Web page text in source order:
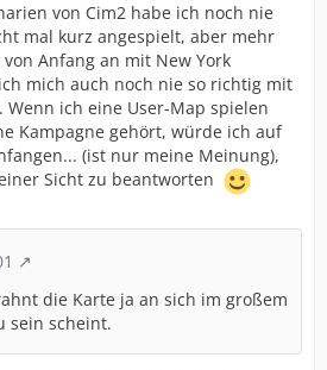
von Cim2 habe ich noch nie
mal kurz angespielt, aber mehr
Anfang an mit New York
mich auch noch nie so richtig mit
ich eine User-Map spielen
Kampagne gehört, würde ich auf
(ist nur meine Meinung),
Sicht zu beantworten
die Karte ja an sich im großem
sein scheint.